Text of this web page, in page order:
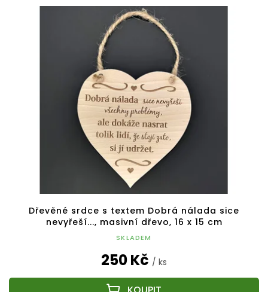
Dřevěné srdce s textem Dobrá nálada sice
nevyřeší..., masivní dřevo, 16 x 15 cm
SKLADEM
250 Kč / ks